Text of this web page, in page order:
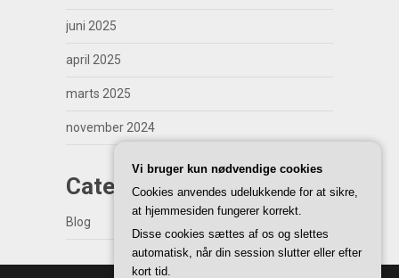
juni 2025
april 2025
marts 2025
november 2024
Categories
Blog
Vi bruger kun nødvendige cookies
Cookies anvendes udelukkende for at sikre,
at hjemmesiden fungerer korrekt.
Disse cookies sættes af os og slettes
automatisk, når din session slutter eller efter
kort tid.